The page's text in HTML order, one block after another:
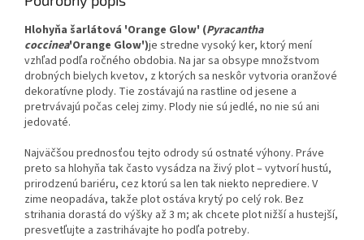
Hlohyňa šarlátová 'Orange Glow' (Pyracantha
coccinea'Orange Glow')je stredne vysoký ker, ktorý mení
vzhľad podľa ročného obdobia. Na jar sa obsype množstvom
drobných bielych kvetov, z ktorých sa neskôr vytvoria oranžové
dekoratívne plody. Tie zostávajú na rastline od jesene a
pretrvávajú počas celej zimy. Plody nie sú jedlé, no nie sú ani
jedovaté.
Najväčšou prednosťou tejto odrody sú ostnaté výhony. Práve
preto sa hlohyňa tak často vysádza na živý plot – vytvorí hustú,
prirodzenú bariéru, cez ktorú sa len tak niekto neprediere. V
zime neopadáva, takže plot ostáva krytý po celý rok. Bez
strihania dorastá do výšky až 3 m; ak chcete plot nižší a hustejší,
presvetľujte a zastrihávajte ho podľa potreby.